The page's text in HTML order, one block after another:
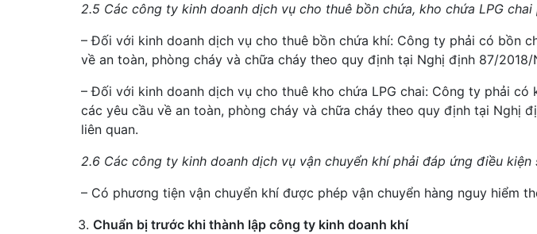
2.5 Các công ty kinh doanh dịch vụ cho thuê bồn chứa, kho chứa LPG
– Đối với kinh doanh dịch vụ cho thuê bồn chứa khí: Công ty phải có bồn
về an toàn, phòng cháy và chữa cháy theo quy định tại Nghị định 87/
– Đối với kinh doanh dịch vụ cho thuê kho chứa LPG chai: Công ty phải có
các yêu cầu về an toàn, phòng cháy và chữa cháy theo quy định tại Nghị
liên quan.
2.6 Các công ty kinh doanh dịch vụ vận chuyển khí phải đáp ứng điều kiện
– Có phương tiện vận chuyển khí được phép vận chuyển hàng nguy hiểm
Chuẩn bị trước khi thành lập công ty kinh doanh khí